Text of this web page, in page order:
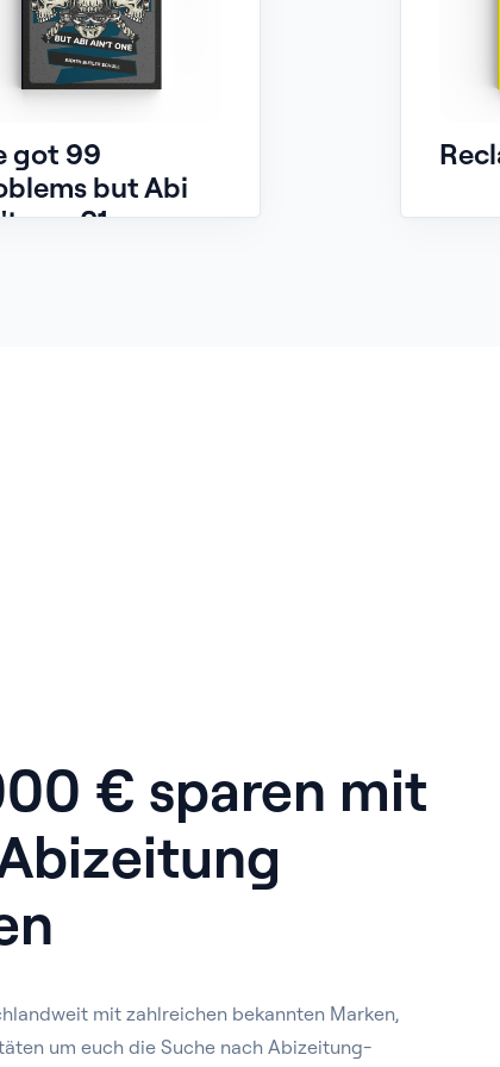
got 99
but Abi
one 01
€ sparen mit
mit zahlreichen bekannten Marken,
um euch die Suche nach Abizeitung-